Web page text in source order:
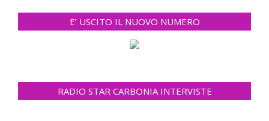
E’ USCITO IL NUOVO NUMERO
RADIO STAR CARBONIA INTERVISTE